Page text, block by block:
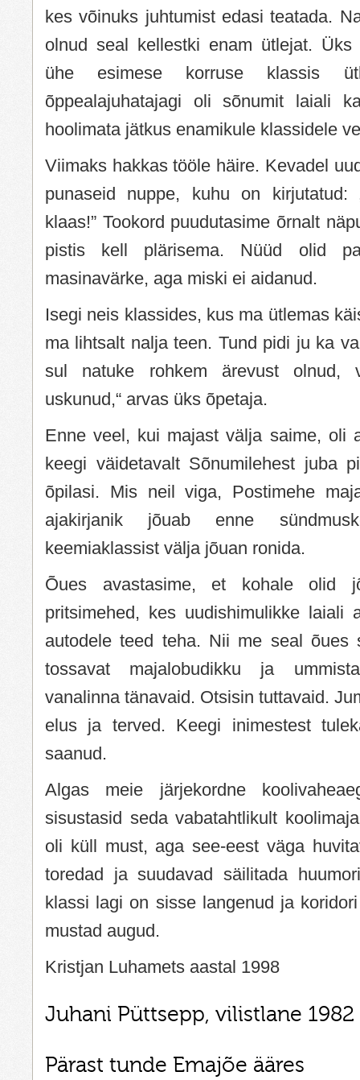
kes võinuks juhtumist edasi teatada.
olnud seal kellestki enam ütlejat.
ühe esimese korruse klassis
õppealajuhatajagi oli sõnumit laiali
hoolimata jätkus enamikule klassidele
Viimaks hakkas tööle häire. Kevadel
punaseid nuppe, kuhu on kirjutatud:
klaas!” Tookord puudutasime õrnalt
pistis kell plärisema. Nüüd olid
masinavärke, aga miski ei aidanud.
Isegi neis klassides, kus ma ütlemas
ma lihtsalt nalja teen. Tund pidi ju ka
sul natuke rohkem ärevust olnud,
uskunud,“ arvas üks õpetaja.
Enne veel, kui majast välja saime, oli
keegi väidetavalt Sõnumilehest juba
õpilasi. Mis neil viga, Postimehe
ajakirjanik jõuab enne
keemiaklassist välja jõuan ronida.
Õues avastasime, et kohale olid
pritsimehed, kes uudishimulikke laiali
autodele teed teha. Nii me seal õues
tossavat majalobudikku ja
vanalinna tänavaid. Otsisin tuttavaid.
elus ja terved. Keegi inimestest
saanud.
Algas meie järjekordne
sisustasid seda vabatahtlikult
oli küll must, aga see-eest väga
toredad ja suudavad säilitada
klassi lagi on sisse langenud ja
mustad augud.
Kristjan Luhamets aastal 1998
Juhani Püttsepp, vilistlane 1982
Pärast tunde Emajõe ääres